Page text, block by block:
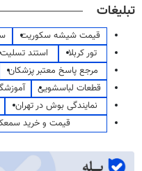
تبلیغات
قیمت شیشه سکوریت
تور کربلا
استند تسلیت
مرجع پاسخ معتبر پزشکان
قطعات لباسشویی
نمایندگی بوش در تهران
قیمت و خرید